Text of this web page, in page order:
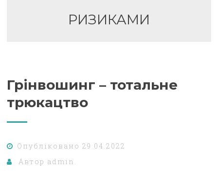
РИЗИКАМИ
Грінвошинг – тотальне
трюкацтво
Опубліковано 29.04.2022
Автор admin.